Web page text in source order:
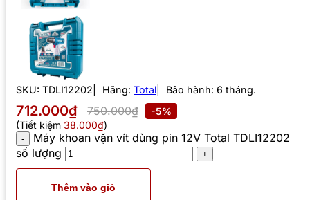
SKU: TDLI12202 Hãng: Total Bảo hành: 6 tháng.
712.000₫ 750.000₫
-5%
(Tiết kiệm 38.000₫)
Máy khoan vặn vít dùng pin 12V Total TDLI12202
số lượng
Thêm vào giỏ